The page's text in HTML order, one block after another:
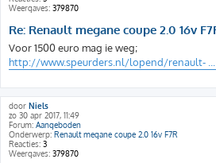
Weergaves: 379870
Re: Renault megane coupe 2.0 16v
Voor 1500 euro mag ie weg;
http://www.speurders.nl/lopend/renault- ...
door Niels
zo 30 apr 2017, 11:49
Forum: Aangeboden
Onderwerp: Renault megane coupe 2.0 16v F7R
Reacties: 3
Weergaves: 379870